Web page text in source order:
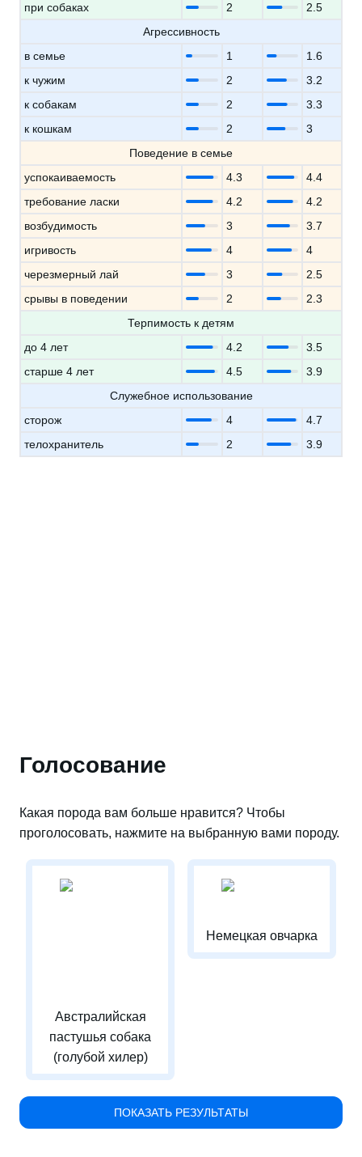
при собаках 2
2.5
Агрессивность
в семье
1
1.6
к чужим
2
3.2
к собакам
2
3.3
к кошкам
2
3
Поведение в семье
успокаиваемость
4.3
4.4
требование ласки
4.2
4.2
возбудимость
3
3.7
игривость
4
4
черезмерный лай
3
2.5
срывы в поведении
2
2.3
Терпимость к детям
до 4 лет
4.2
3.5
старше 4 лет
4.5
3.9
Служебное использование
сторож
4
4.7
телохранитель
2 3.9
Голосование
Какая порода вам больше нравится? Чтобы
проголосовать, нажмите на выбранную вами породу.
Австралийская
пастушья собака
(голубой хилер)
Немецкая овчарка
ПОКАЗАТЬ РЕЗУЛЬТАТЫ